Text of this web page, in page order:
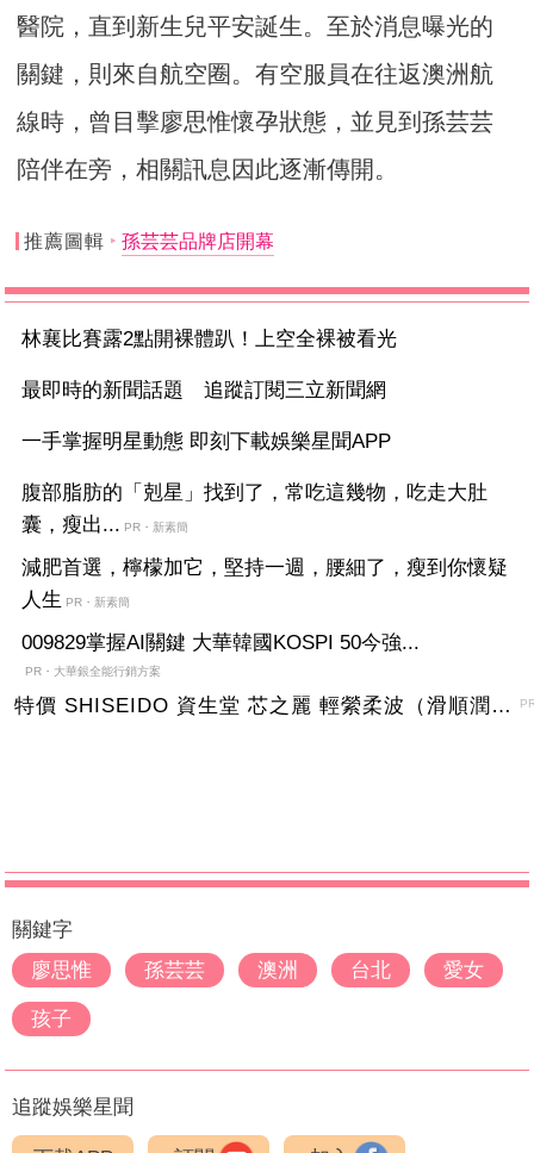
醫院，直到新生兒平安誕生。至於消息曝光的
關鍵，則來自航空圈。有空服員在往返澳洲航
線時，曾目擊廖思惟懷孕狀態，並見到孫芸芸
陪伴在旁，相關訊息因此逐漸傳開。
推薦圖輯 孫芸芸品牌店開幕
林襄比賽露2點開裸體趴！上空全裸被看光
最即時的新聞話題 追蹤訂閱三立新聞網
一手掌握明星動態 即刻下載娛樂星聞APP
腹部脂肪的「剋星」找到了，常吃這幾物，吃走大肚
囊，瘦出... PR・新素簡
減肥首選，檸檬加它，堅持一週，腰細了，瘦到你懷疑
人生 PR・新素簡
009829掌握AI關鍵 大華韓國KOSPI 50今強...
PR・大華銀全能行銷方案
特價 SHISEIDO 資生堂 芯之麗 輕縈柔波（滑順潤澤）護髮乳 1000g
關鍵字
廖思惟
孫芸芸 澳洲 台北 愛女
孩子
追蹤娛樂星聞